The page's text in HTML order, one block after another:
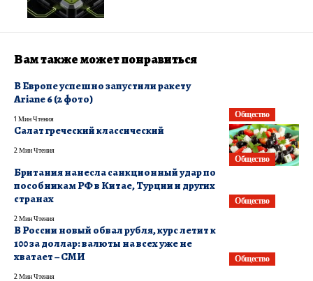
Вам также может понравиться
Общество
В Европе успешно запустили ракету
Ariane 6 (2 фото)
1 Мин Чтения
Общество
Салат греческий классический
2 Мин Чтения
Общество
Британия нанесла санкционный удар по
пособникам РФ в Китае, Турции и других
странах
2 Мин Чтения
Общество
В России новый обвал рубля, курс летит к
100 за доллар: валюты на всех уже не
хватает – СМИ
2 Мин Чтения